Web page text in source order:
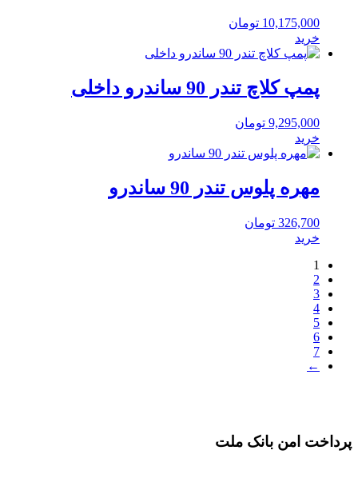
10,175,000 تومان
خرید
پمپ کلاچ تندر 90 ساندرو داخلی
9,295,000 تومان
خرید
مهره پلوس تندر 90 ساندرو
326,700 تومان
خرید
1
2
3
4
5
6
7
←
پرداخت امن بانک ملت